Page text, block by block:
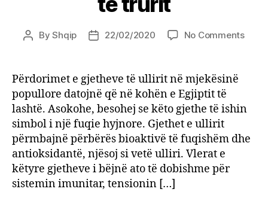
PostByShqip
Post22/02/2020 No Commentson
Përdorimet e gjetheve të ullirit në mjekësinë
popullore datojnë që në kohën e Egjiptit të
lashtë. Asokohe, besohej se këto gjethe të ishin
simbol i një fuqie hyjnore. Gjethet e ullirit
përmbajnë përbërës bioaktivë të fuqishëm dhe
antioksidantë, njësoj si vetë ulliri. Vlerat e
këtyre gjetheve i bëjnë ato të dobishme për
sistemin imunitar, tensionin […]